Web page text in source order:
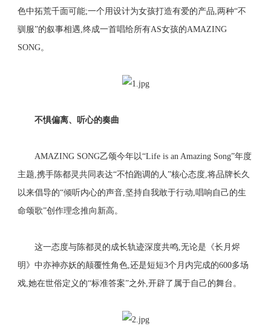
色中拓荒千面可能;一个用设计为女孩打造有爱的产品,两种“不
驯服”的叙事相遇,终成一首唱给所有AS女孩的AMAZING
SONG。
不惧偏离、听心的奏曲
AMAZING SONG乙颂今年以“Life is an Amazing Song”年度
主题,携手陈都灵共同表达“不怕跑调的人”核心态度,将品牌长久
以来倡导的“倾听内心的声音,坚持自我敢于行动,唱响自己的生
命颂歌”创作理念推向新高。
这一态度与陈都灵的成长轨迹深度共鸣,无论是《长月烬
明》中亦神亦妖的颠覆性角色,还是短短3个月内完成的600多场
戏,她在世俗定义的“标准答案”之外,开辟了属于自己的舞台。